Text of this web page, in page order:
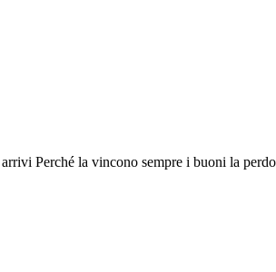
Perché la vincono sempre i buoni la